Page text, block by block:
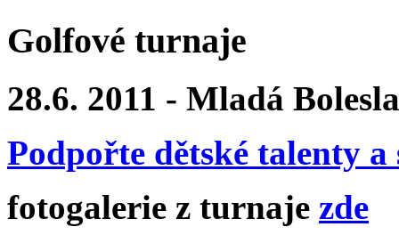
Golfové turnaje
28.6. 2011 - Mladá
Podpořte dětské talenty
fotogalerie z turnaje zde